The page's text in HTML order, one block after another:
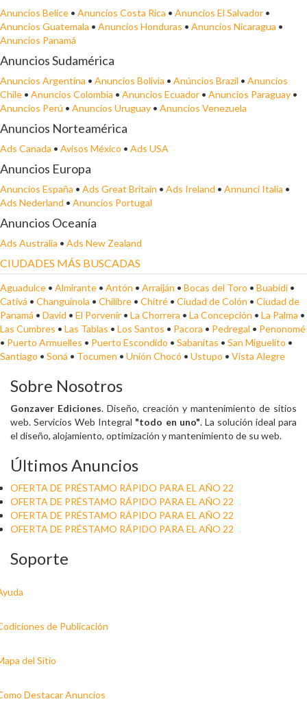
Anuncios Belice • Anuncios Costa Rica • Anuncios El Salvador •
Anuncios Guatemala • Anuncios Honduras • Anuncios Nicaragua •
Anuncios Panamá
Anuncios Sudamérica
Anuncios Argentina • Anuncios Bolivia • Anúncios Brazil • Anuncios
Chile • Anuncios Colombia • Anuncios Ecuador • Anuncios Paraguay •
Anuncios Perú • Anuncios Uruguay • Anuncios Venezuela
Anuncios Norteamérica
Ads Canada • Avisos México • Ads USA
Anuncios Europa
Anuncios España • Ads Great Britain • Ads Ireland • Annunci Italia •
Ads Nederland • Anuncios Portugal
Anuncios Oceanía
Ads Australia • Ads New Zealand
CIUDADES MÁS BUSCADAS
Aguadulce • Almirante • Antón • Arraiján • Bocas del Toro • Buabidi •
Cativá • Changuinola • Chilibre • Chitré • Ciudad de Colón • Ciudad de
Panamá • David • El Porvenir • La Chorrera • La Concepción • La Palma •
Las Cumbres • Las Tablas • Los Santos • Pacora • Pedregal • Penonomé
• Puerto Armuelles • Puerto Escondido • Sabanitas • San Miguelito •
Santiago • Soná • Tocumen • Unión Chocó • Ustupo • Vista Alegre
Sobre Nosotros
Gonzaver Ediciones. Diseño, creación y mantenimiento de sitios
web. Servicios Web Integral "todo en uno". La solución ideal para
el diseño, alojamiento, optimización y mantenimiento de su web.
Últimos Anuncios
OFERTA DE PRÉSTAMO RÁPIDO PARA EL AÑO 22
OFERTA DE PRÉSTAMO RÁPIDO PARA EL AÑO 22
OFERTA DE PRÉSTAMO RÁPIDO PARA EL AÑO 22
OFERTA DE PRÉSTAMO RÁPIDO PARA EL AÑO 22
Soporte
de Publicación
del Sitio
Destacar Anuncios